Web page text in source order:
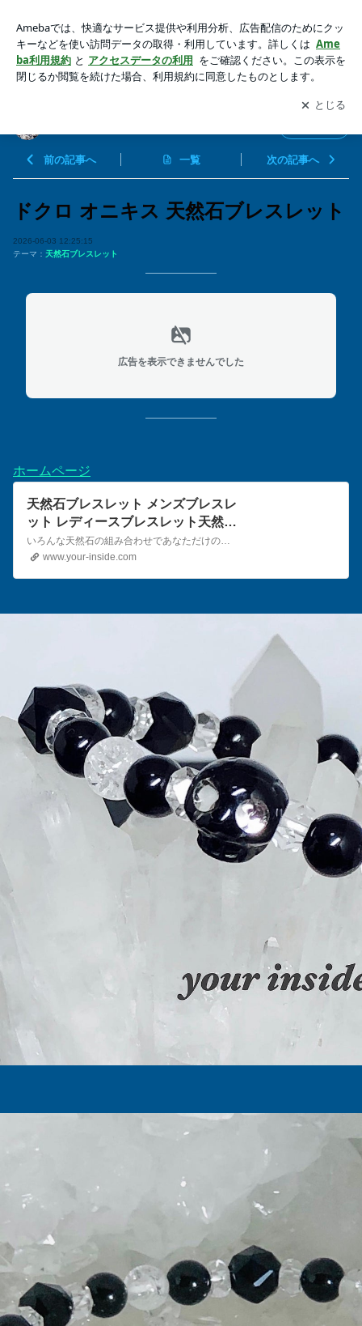
アプリをダウンロードして ブログの更新通知
を受け取りまし
ょう。
開く
前の記事へ 一覧 次の記事へ
ドクロ オニキス 天然石ブレスレット
2026-06-03 12:25:15
テーマ： 天然石ブレスレット
広告を表示できませんでした
ホームページ
天然石ブレスレット メンズブレスレ
ット レディースブレスレット天然石
アクセサリー 通販
いろんな天然石の組み合わせであなただけのオリジナル天然石ブレスレットを製作いたします。
www.your-inside.com